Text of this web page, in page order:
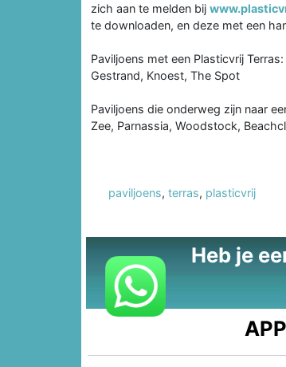
zich aan te melden bij
te downloaden, en deze met een
Paviljoens met een Plasticvrij
Gestrand, Knoest, The Spot
Paviljoens die onderweg zijn naar
Zee, Parnassia, Woodstock,
paviljoens, terras, plasticvrij
Heb je